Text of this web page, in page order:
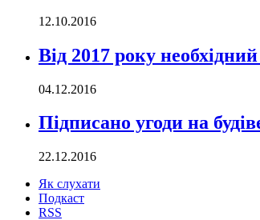
12.10.2016
Від 2017 року
04.12.2016
Підписано угоди на
22.12.2016
Як слухати
Подкаст
RSS